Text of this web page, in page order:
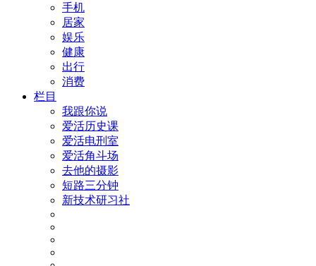
手机
居家
娱乐
健康
出行
消费
栏目
我跟你说
爱活历史课
爱活电刑室
爱活角斗场
去他的摄影
短路三分钟
新技术研习社